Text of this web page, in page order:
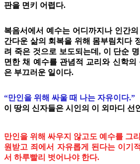
판을 면키 어렵다.
복음서에서 예수는 어디까지나 인간의
간다운 삶의 회복을 위해 몸부림치다
려 죽은 것으로 보도되는데, 이 단순
면한 채 예수를 관념적 교리와 신학의
은 부끄러운 일이다.
“만인을 위해 싸울 때 나는 자유이다.”
이 땅의 신자들은 시인의 이 외마디 선
만인을 위해 싸우지 않고도 예수를 그
원받고 죄에서 자유롭게 된다는 이기
서 하루빨리 벗어나야 한다.